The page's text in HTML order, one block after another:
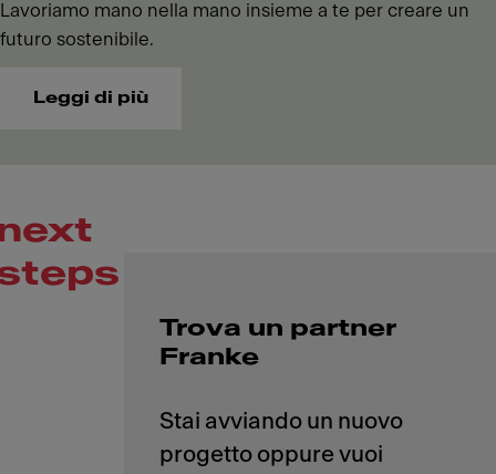
Lavoriamo mano nella mano insieme a te per creare un
futuro sostenibile.
Leggi di più
Trova un partner
Franke
Stai avviando un nuovo
progetto oppure vuoi